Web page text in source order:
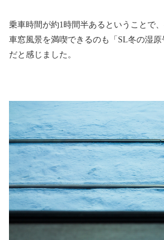
乗車時間が約1時間半あるということで
車窓風景を満喫できるのも「SL冬の湿原
だと感じました。